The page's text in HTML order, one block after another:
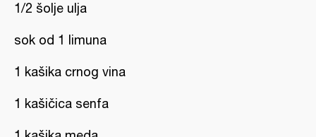
1/2 šolje ulja
sok od 1 limuna
1 kašika crnog vina
1 kašičica senfa